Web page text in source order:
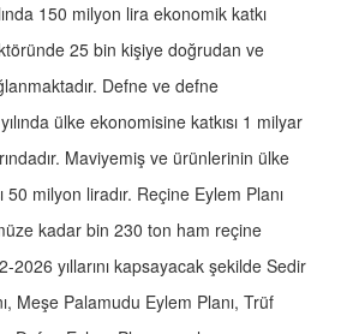
150 milyon lira ekonomik katkı
25 bin kişiye doğrudan ve
Defne ve defne
ülke ekonomisine katkısı 1 milyar
Maviyemiş ve ürünlerinin ülke
50 milyon liradır. Reçine Eylem Planı
kadar bin 230 ton ham reçine
2026 yıllarını kapsayacak şekilde Sedir
Meşe Palamudu Eylem Planı, Trüf